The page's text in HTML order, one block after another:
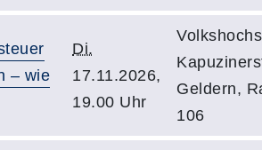
– wie
Di.
17.11.2026,
19.00 Uhr
Geldern,
106